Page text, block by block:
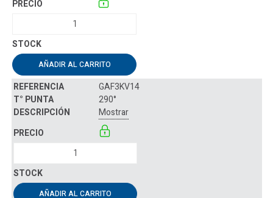
AÑADIR AL CARRITO
GAF3KV14
290°
Mostrar
AÑADIR AL CARRITO